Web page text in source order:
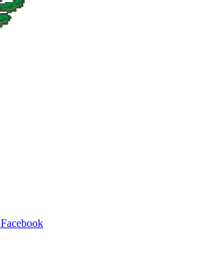
Facebook